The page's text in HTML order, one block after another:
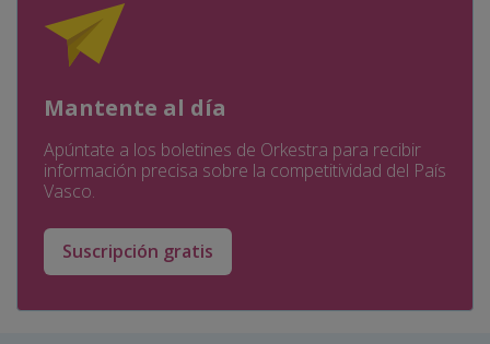
Mantente al día
Apúntate a los boletines de Orkestra para recibir
información precisa sobre la competitividad del País
Vasco.
Suscripción gratis